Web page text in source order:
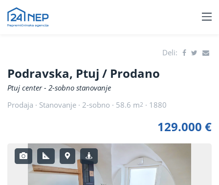
Deli:
Podravska, Ptuj / Prodano
Ptuj center - 2-sobno stanovanje
Prodaja · Stanovanje · 2-sobno · 58.6 m2 · 1880
129.000 €